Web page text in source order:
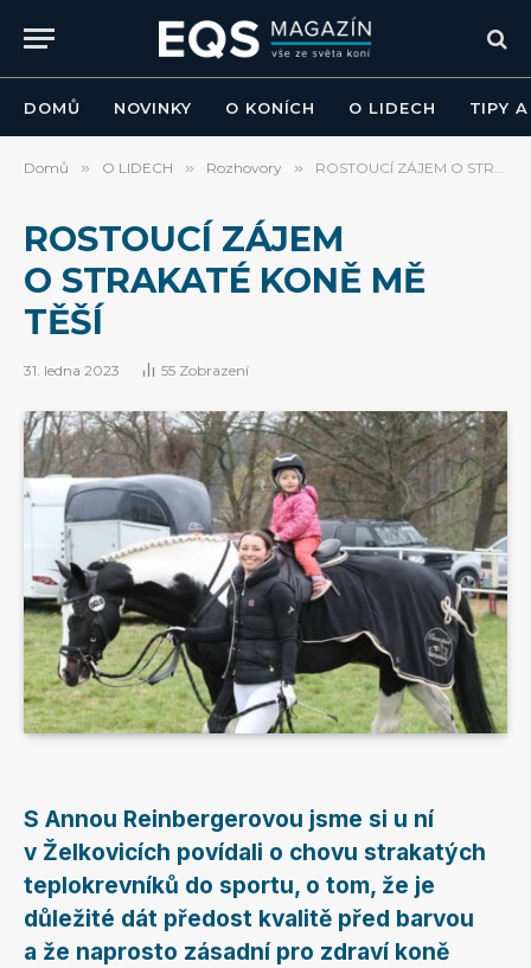
DOMŮ NOVINKY O KONÍCH O LIDECH TIPY A
Domů » O LIDECH » Rozhovory » ROSTOUCÍ ZÁJEM O STRAKATÉ KONĚ MĚ TĚŠÍ
ROSTOUCÍ ZÁJEM
O STRAKATÉ KONĚ MĚ
TĚŠÍ
31. ledna 2023 55 Zobrazení
S Annou Reinbergerovou jsme si u ní
v Želkovicích povídali o chovu strakatých
teplokrevníků do sportu, o tom, že je
důležité dát předost kvalitě před barvou
a že naprosto zásadní pro zdraví koně